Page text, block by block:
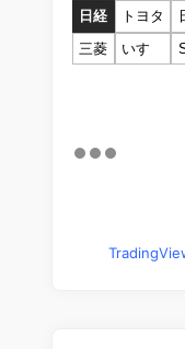
日経 トヨタ
三菱
いすゞ